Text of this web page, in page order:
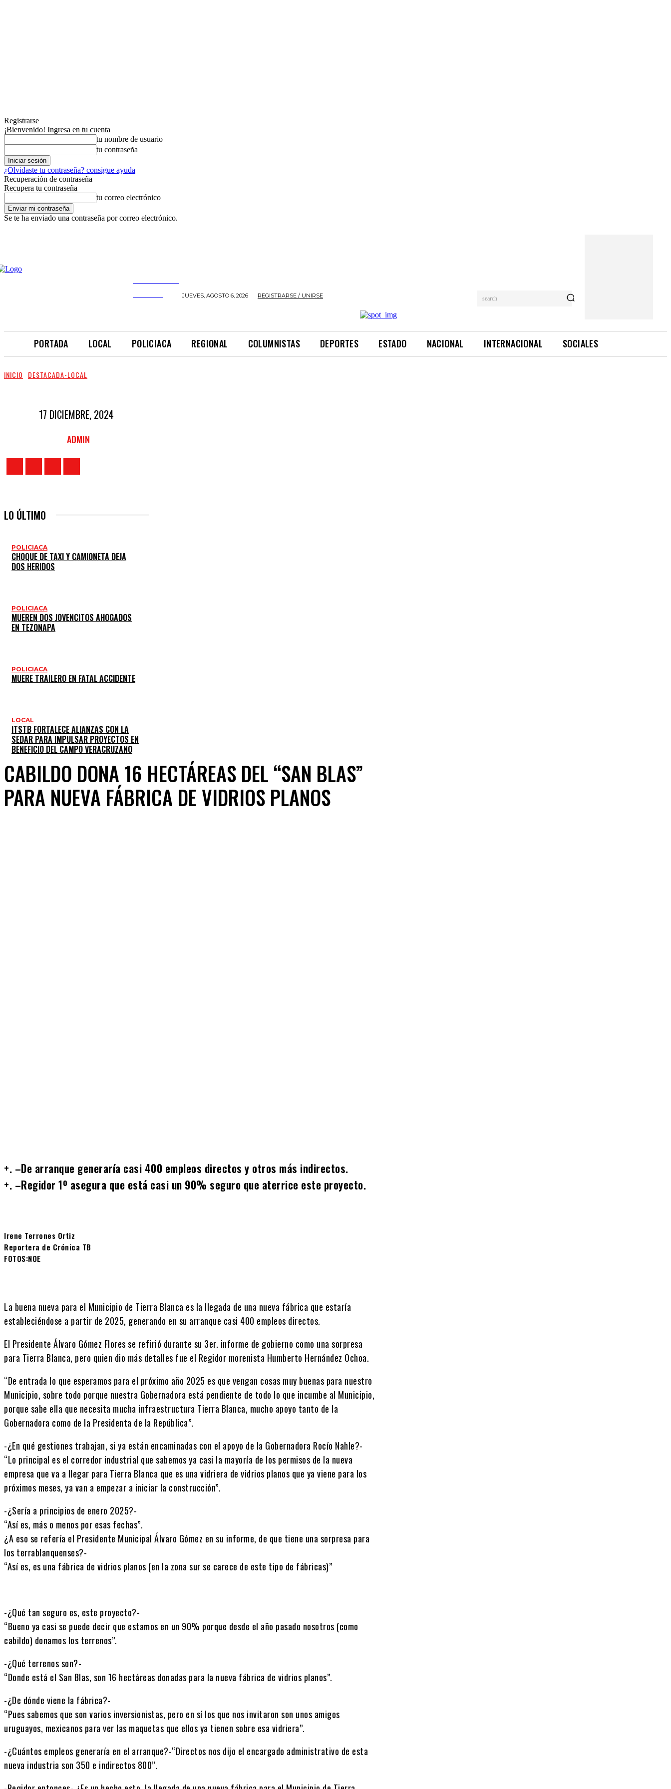
Registrarse
¡Bienvenido! Ingresa en tu cuenta
tu nombre de usuario
tu contraseña
¿Olvidaste tu contraseña? consigue ayuda
Recuperación de contraseña
Recupera tu contraseña
tu correo electrónico
Se te ha enviado una contraseña por correo electrónico.
JUEVES, AGOSTO 6, 2026 REGISTRARSE / UNIRSE search
PORTADA LOCAL POLICIACA REGIONAL COLUMNISTAS DEPORTES ESTADO NACIONAL INTERNACIONAL SOCIALES
INICIO DESTACADA-LOCAL
17 DICIEMBRE, 2024
ADMIN
LO ÚLTIMO
POLICIACA
CHOQUE DE TAXI Y CAMIONETA DEJA
DOS HERIDOS
POLICIACA
MUEREN DOS JOVENCITOS AHOGADOS
EN TEZONAPA
POLICIACA
MUERE TRAILERO EN FATAL ACCIDENTE
LOCAL
ITSTB FORTALECE ALIANZAS CON LA
SEDAR PARA IMPULSAR PROYECTOS EN
BENEFICIO DEL CAMPO VERACRUZANO
CABILDO DONA 16 HECTÁREAS DEL “SAN BLAS”
PARA NUEVA FÁBRICA DE VIDRIOS PLANOS
+. –De arranque generaría casi 400 empleos directos y otros más indirectos.
+. –Regidor 1º asegura que está casi un 90% seguro que aterrice este proyecto.
Irene Terrones Ortiz
Reportera de Crónica TB
FOTOS:NOE
La buena nueva para el Municipio de Tierra Blanca es la llegada de una nueva fábrica que estaría
estableciéndose a partir de 2025, generando en su arranque casi 400 empleos directos.
El Presidente Álvaro Gómez Flores se refirió durante su 3er. informe de gobierno como una sorpresa
para Tierra Blanca, pero quien dio más detalles fue el Regidor morenista Humberto Hernández Ochoa.
“De entrada lo que esperamos para el próximo año 2025 es que vengan cosas muy buenas para nuestro
Municipio, sobre todo porque nuestra Gobernadora está pendiente de todo lo que incumbe al Municipio,
porque sabe ella que necesita mucha infraestructura Tierra Blanca, mucho apoyo tanto de la
Gobernadora como de la Presidenta de la República”.
-¿En qué gestiones trabajan, si ya están encaminadas con el apoyo de la Gobernadora Rocío Nahle?-
“Lo principal es el corredor industrial que sabemos ya casi la mayoría de los permisos de la nueva
empresa que va a llegar para Tierra Blanca que es una vidriera de vidrios planos que ya viene para los
próximos meses, ya van a empezar a iniciar la construcción”.
-¿Sería a principios de enero 2025?-
“Así es, más o menos por esas fechas”.
¿A eso se refería el Presidente Municipal Álvaro Gómez en su informe, de que tiene una sorpresa para
los terrablanquenses?-
“Así es, es una fábrica de vidrios planos (en la zona sur se carece de este tipo de fábricas)”
-¿Qué tan seguro es, este proyecto?-
“Bueno ya casi se puede decir que estamos en un 90% porque desde el año pasado nosotros (como
cabildo) donamos los terrenos”.
-¿Qué terrenos son?-
“Donde está el San Blas, son 16 hectáreas donadas para la nueva fábrica de vidrios planos”.
-¿De dónde viene la fábrica?-
“Pues sabemos que son varios inversionistas, pero en sí los que nos invitaron son unos amigos
uruguayos, mexicanos para ver las maquetas que ellos ya tienen sobre esa vidriera”.
-¿Cuántos empleos generaría en el arranque?-“Directos nos dijo el encargado administrativo de esta
nueva industria son 350 e indirectos 800”.